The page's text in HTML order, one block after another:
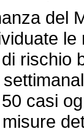
del
rischio
casi